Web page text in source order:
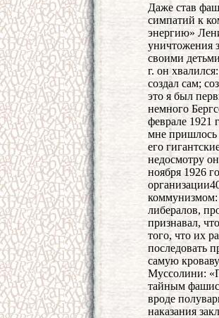
Даже став
симпатий к
энергию»
уничтожения
своими
г. он
создал сам;
это я был
немного
феврале 1921
мне пришлось
его
недосмотру
ноября 1926
коммунизмом:
либералов,
признавал,
того, что их
последовать
самую
Муссолини:
тайным
вроде
наказания